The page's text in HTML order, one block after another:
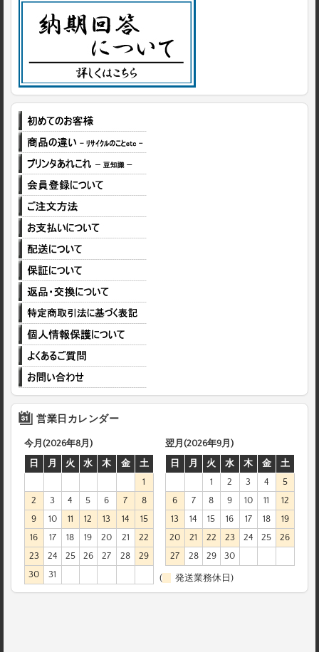
営業日カレンダー
今月(2026年8月)
日
月 火 水 木 金
土
1
2
3 4 5 6 7
8
9
10 11 12 13 14
15
16
17 18 19 20 21
22
23
24 25 26 27 28
29
30
31
翌月(2026年9月)
日
月 火 水 木 金
土
1
2 3 4
5
6
7 8 9 10 11
12
13
14 15 16 17 18
19
20
21 22 23 24 25
26
27
28 29 30
( 発送業務休日)